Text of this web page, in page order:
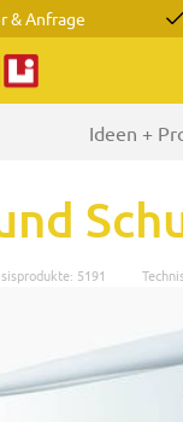
& Anfrage
Ideen +
5191